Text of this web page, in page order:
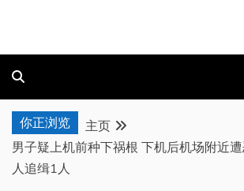
你正浏览
主页
男子疑上机前种下祸根 下机后机场附近
人追缉1人